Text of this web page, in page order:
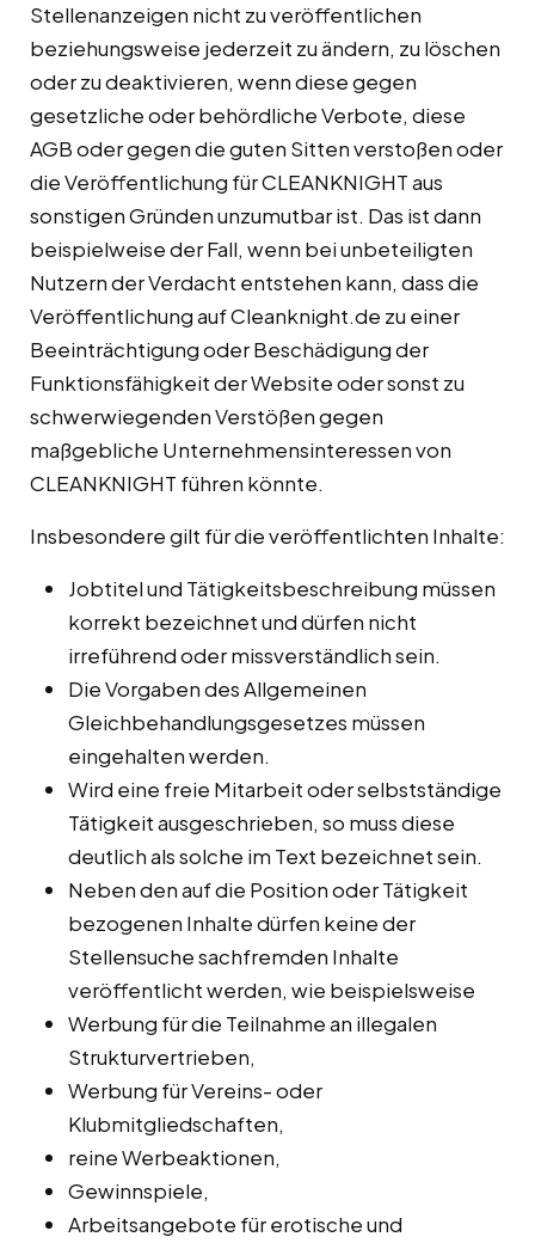
Stellenanzeigen nicht zu veröffentlichen
beziehungsweise jederzeit zu ändern, zu löschen
oder zu deaktivieren, wenn diese gegen
gesetzliche oder behördliche Verbote, diese
AGB oder gegen die guten Sitten verstoßen oder
die Veröffentlichung für CLEANKNIGHT aus
sonstigen Gründen unzumutbar ist. Das ist dann
beispielweise der Fall, wenn bei unbeteiligten
Nutzern der Verdacht entstehen kann, dass die
Veröffentlichung auf Cleanknight.de zu einer
Beeinträchtigung oder Beschädigung der
Funktionsfähigkeit der Website oder sonst zu
schwerwiegenden Verstößen gegen
maßgebliche Unternehmensinteressen von
CLEANKNIGHT führen könnte.
Insbesondere gilt für die veröffentlichten Inhalte:
Jobtitel und Tätigkeitsbeschreibung müssen
korrekt bezeichnet und dürfen nicht
irreführend oder missverständlich sein.
Die Vorgaben des Allgemeinen
Gleichbehandlungsgesetzes müssen
eingehalten werden.
Wird eine freie Mitarbeit oder selbstständige
Tätigkeit ausgeschrieben, so muss diese
deutlich als solche im Text bezeichnet sein.
Neben den auf die Position oder Tätigkeit
bezogenen Inhalte dürfen keine der
Stellensuche sachfremden Inhalte
veröffentlicht werden, wie beispielsweise
Werbung für die Teilnahme an illegalen
Strukturvertrieben,
Werbung für Vereins- oder
Klubmitgliedschaften,
reine Werbeaktionen,
Gewinnspiele,
Arbeitsangebote für erotische und